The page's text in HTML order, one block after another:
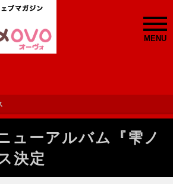
MENU
ューアルバム『雫ノ
決定